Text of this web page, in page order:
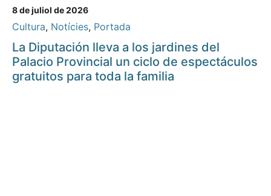
8 de juliol de 2026
Cultura, Notícies, Portada
La Diputación lleva a los jardines del
Palacio Provincial un ciclo de espectáculos
gratuitos para toda la familia